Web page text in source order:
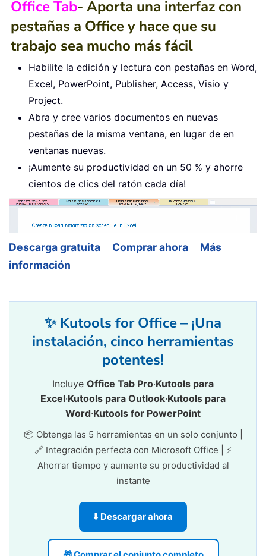
Office Tab- Aporta una interfaz con
pestañas a Office y hace que su
trabajo sea mucho más fácil
Habilite la edición y lectura con pestañas en Word,
Excel, PowerPoint, Publisher, Access, Visio y
Project.
Abra y cree varios documentos en nuevas
pestañas de la misma ventana, en lugar de en
ventanas nuevas.
¡Aumente su productividad en un 50 % y ahorre
cientos de clics del ratón cada día!
Descarga gratuita Comprar ahora
Más
información
✨ Kutools for Office – ¡Una
instalación, cinco herramientas
potentes!
Incluye Office Tab Pro·Kutools para
Excel·Kutools para Outlook·Kutools para
Word·Kutools for PowerPoint
📦 Obtenga las 5 herramientas en un solo conjunto |
🔗 Integración perfecta con Microsoft Office | ⚡
Ahorrar tiempo y aumente su productividad al
instante
⬇️ Descargar ahora